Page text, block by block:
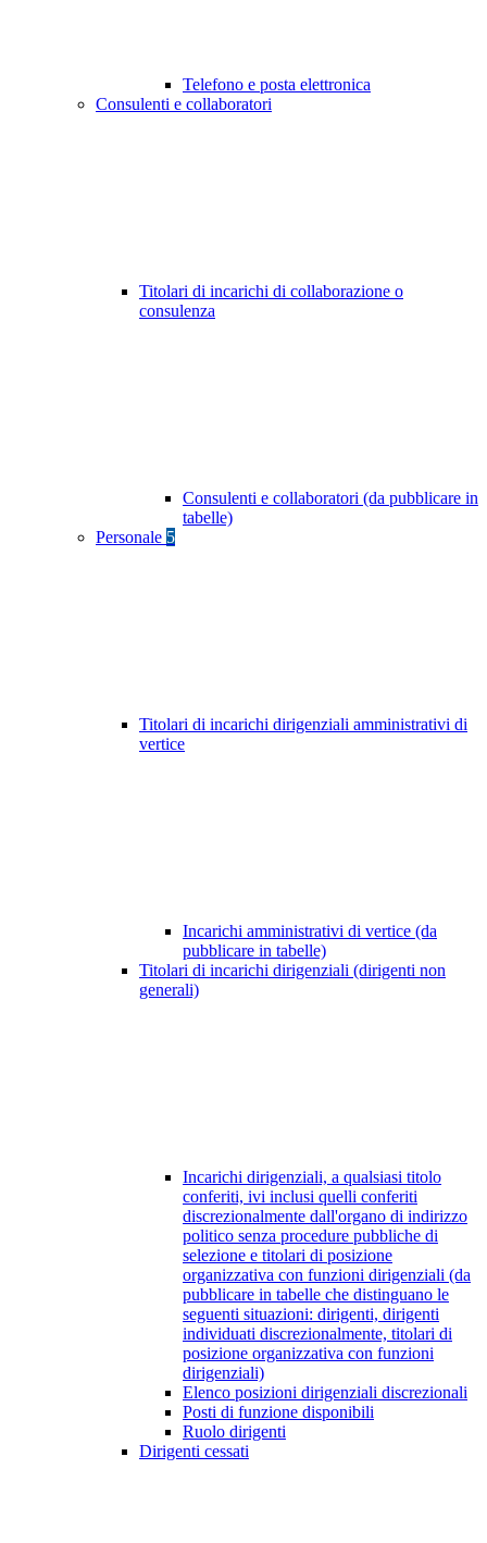
Telefono e posta elettronica
Consulenti e collaboratori
Titolari di incarichi di collaborazione o
consulenza
Consulenti e collaboratori (da pubblicare in
tabelle)
Personale 5
Titolari di incarichi dirigenziali amministrativi di
vertice
Incarichi amministrativi di vertice (da
pubblicare in tabelle)
Titolari di incarichi dirigenziali (dirigenti non
generali)
Incarichi dirigenziali, a qualsiasi titolo
conferiti, ivi inclusi quelli conferiti
discrezionalmente dall'organo di indirizzo
politico senza procedure pubbliche di
selezione e titolari di posizione
organizzativa con funzioni dirigenziali (da
pubblicare in tabelle che distinguano le
seguenti situazioni: dirigenti, dirigenti
individuati discrezionalmente, titolari di
posizione organizzativa con funzioni
dirigenziali)
Elenco posizioni dirigenziali discrezionali
Posti di funzione disponibili
Ruolo dirigenti
Dirigenti cessati